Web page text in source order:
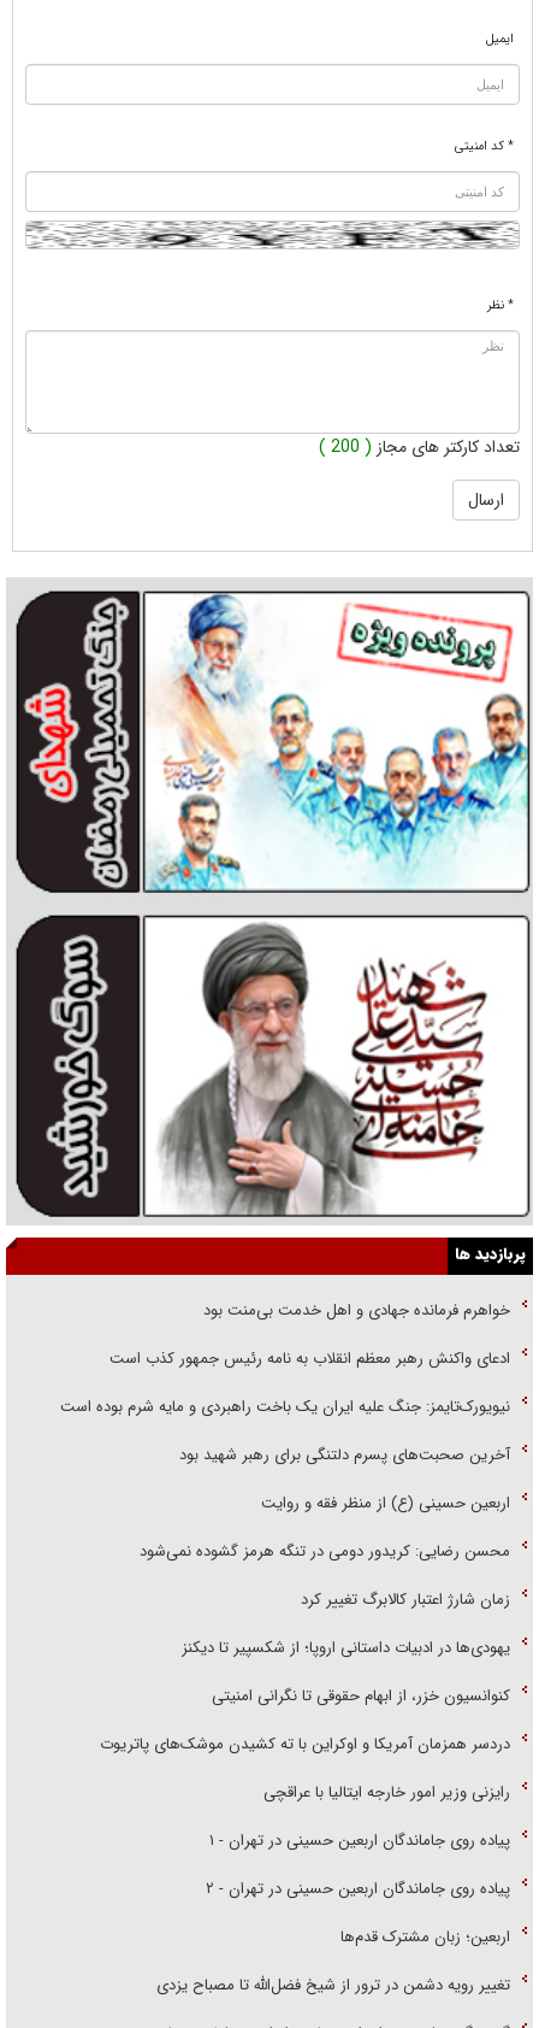
ایمیل
* کد امنیتی
* نظر
تعداد کارکتر های مجاز ( 200 )
پربازدید ها
خواهرم فرمانده جهادی و اهل خدمت بی‌منت بود
ادعای واکنش رهبر معظم انقلاب به نامه رئیس جمهور کذب است
نیویورک‌تایمز: جنگ علیه ایران یک باخت راهبردی و مایه شرم بوده است
آخرین صحبت‌های پسرم دلتنگی برای رهبر شهید بود
اربعین حسینی (ع) از منظر فقه و روایت
محسن رضایی: کریدور دومی در تنگه هرمز گشوده نمی‌شود
زمان شارژ اعتبار کالابرگ تغییر کرد
یهودی‌ها در ادبیات داستانی اروپا؛ از شکسپیر تا دیکنز
کنوانسیون خزر، از ابهام حقوقی تا نگرانی امنیتی
دردسر همزمان آمریکا و اوکراین با ته کشیدن موشک‌های پاتریوت
رایزنی وزیر امور خارجه ایتالیا با عراقچی
پیاده روی جاماندگان اربعین حسینی در تهران - ۱
پیاده روی جاماندگان اربعین حسینی در تهران - ۲
اربعین؛ زبان مشترک قدم‌ها
تغییر رویه دشمن در ترور از شیخ فضل‌الله تا مصباح یزدی